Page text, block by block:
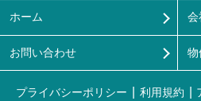
ホーム 会
お問い合わせ 物
プライバシーポリシー 利用規約